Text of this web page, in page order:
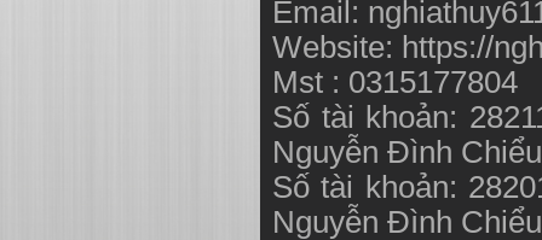
Email:
Website: https://
Mst : 0315177804
Số tài khoản:
Nguyễn Đình
Số tài khoản:
Nguyễn Đình